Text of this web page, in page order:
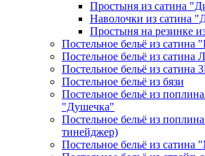
Простыня из сатина
Наволочки из сатина
Простыня на резинке
Постельное бельё из сатина
Постельное бельё из
Постельное бельё из сатина
Постельное бельё из бязи
Постельное бельё из
"Душечка"
Постельное бельё из
тинейджер)
Постельное бельё из